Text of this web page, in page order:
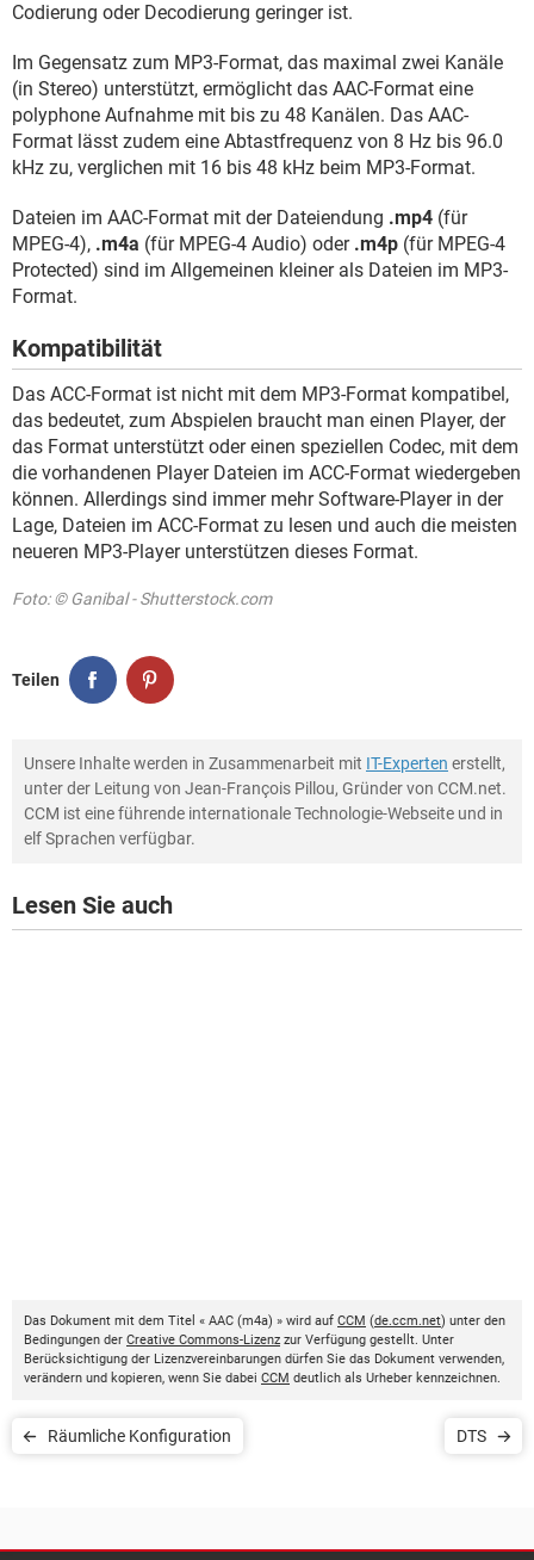
Codierung oder Decodierung geringer ist.
Im Gegensatz zum MP3-Format, das maximal zwei Kanäle
(in Stereo) unterstützt, ermöglicht das AAC-Format eine
polyphone Aufnahme mit bis zu 48 Kanälen. Das AAC-
Format lässt zudem eine Abtastfrequenz von 8 Hz bis 96.0
kHz zu, verglichen mit 16 bis 48 kHz beim MP3-Format.
Dateien im AAC-Format mit der Dateiendung .mp4 (für
MPEG-4), .m4a (für MPEG-4 Audio) oder .m4p (für MPEG-4
Protected) sind im Allgemeinen kleiner als Dateien im MP3-
Format.
Kompatibilität
Das ACC-Format ist nicht mit dem MP3-Format kompatibel,
das bedeutet, zum Abspielen braucht man einen Player, der
das Format unterstützt oder einen speziellen Codec, mit dem
die vorhandenen Player Dateien im ACC-Format wiedergeben
können. Allerdings sind immer mehr Software-Player in der
Lage, Dateien im ACC-Format zu lesen und auch die meisten
neueren MP3-Player unterstützen dieses Format.
Foto: © Ganibal - Shutterstock.com
Teilen
Unsere Inhalte werden in Zusammenarbeit mit IT-Experten erstellt,
unter der Leitung von Jean-François Pillou, Gründer von CCM.net.
CCM ist eine führende internationale Technologie-Webseite und in
elf Sprachen verfügbar.
Lesen Sie auch
Das Dokument mit dem Titel « AAC (m4a) » wird auf CCM (de.ccm.net) unter den
Bedingungen der Creative Commons-Lizenz zur Verfügung gestellt. Unter
Berücksichtigung der Lizenzvereinbarungen dürfen Sie das Dokument verwenden,
verändern und kopieren, wenn Sie dabei CCM deutlich als Urheber kennzeichnen.
Räumliche Konfiguration DTS